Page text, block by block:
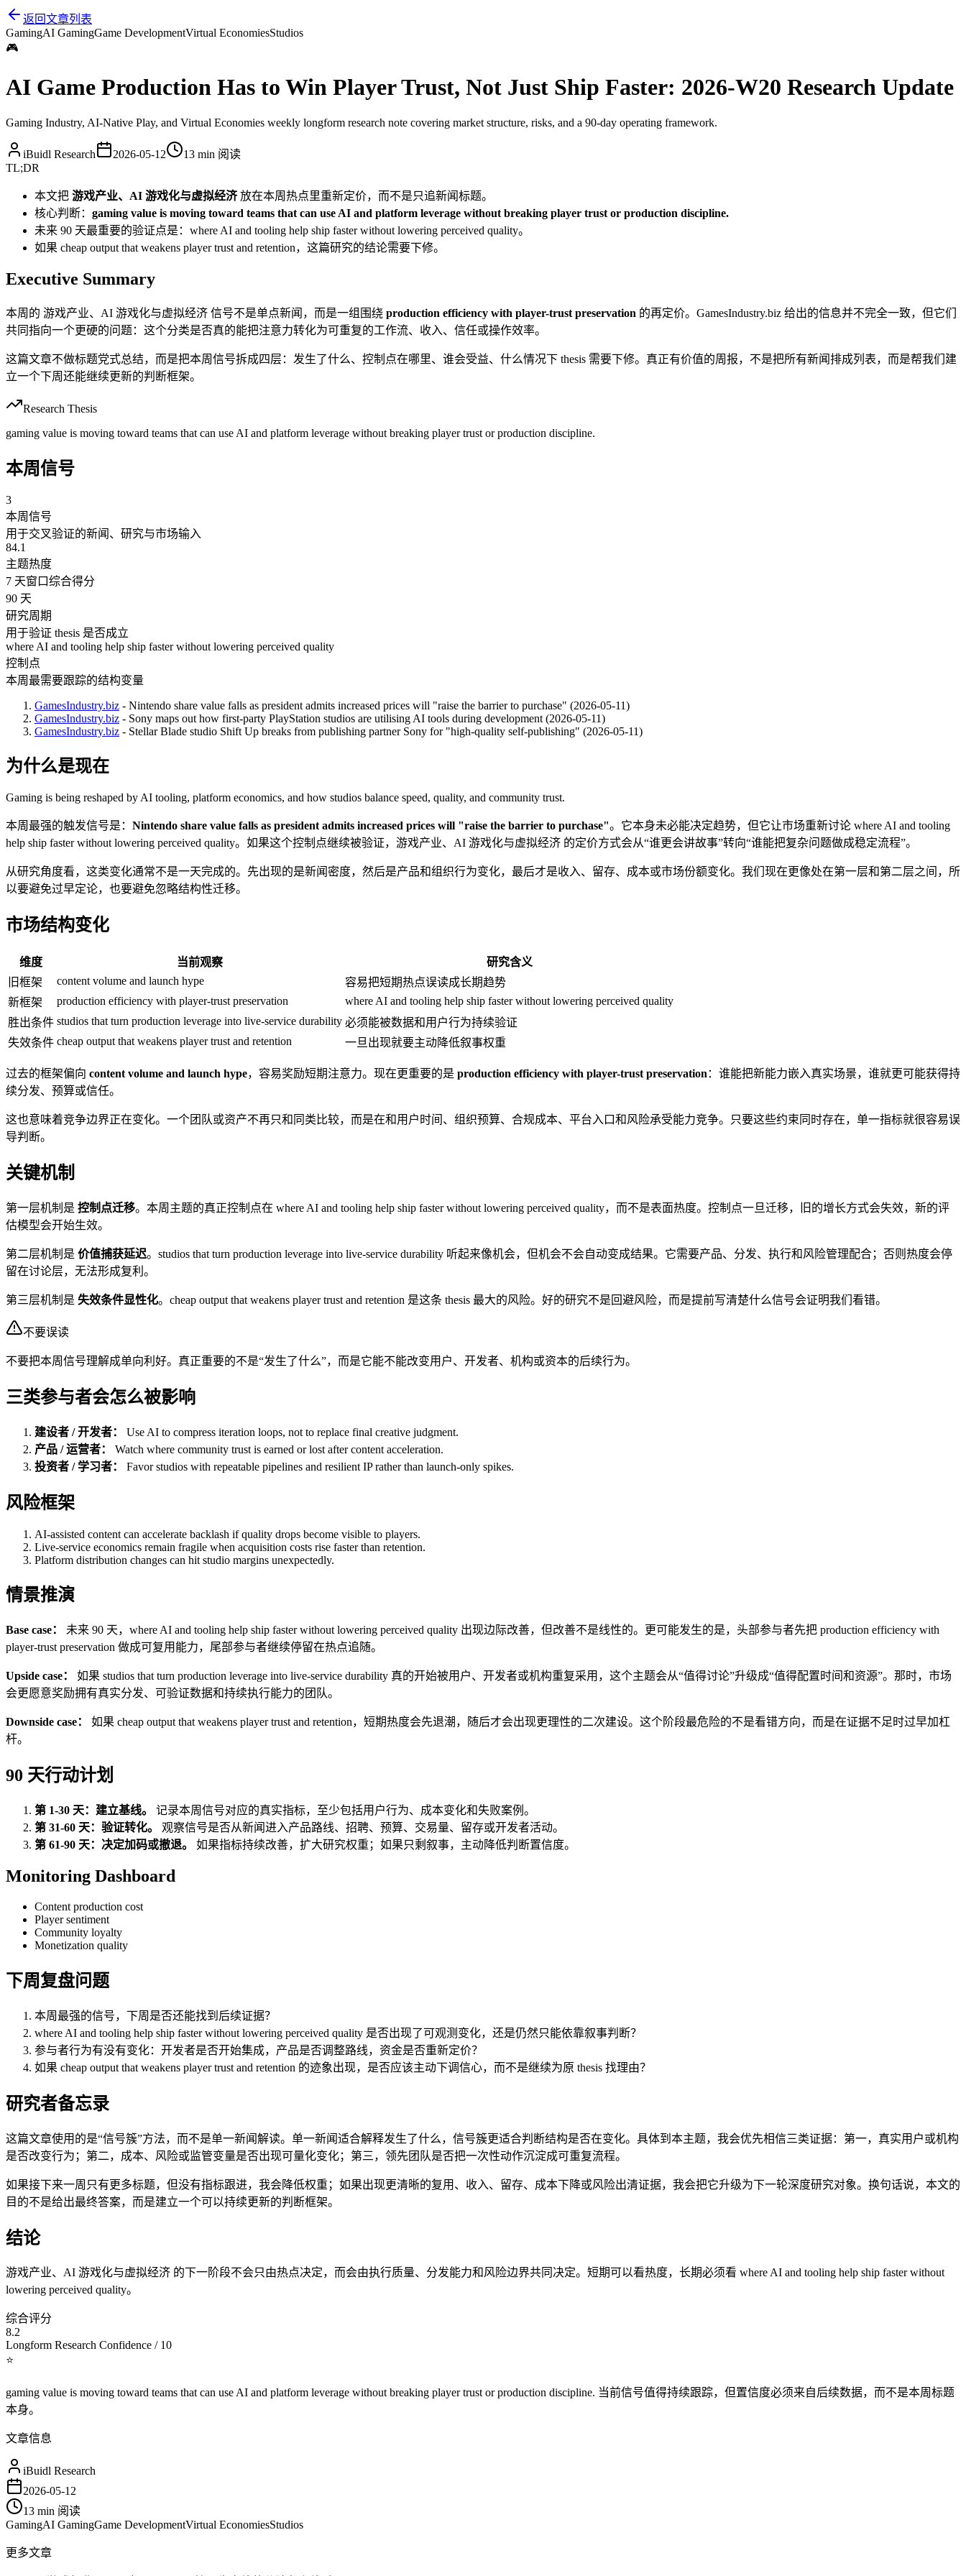
返回文章列表
GamingAI GamingGame DevelopmentVirtual EconomiesStudios
🎮
AI Game Production Has to Win Player Trust, Not Just Ship Faster: 2026-W20 Research Update
Gaming Industry, AI-Native Play, and Virtual Economies weekly longform research note covering market structure, risks, and a 90-day operating framework.
iBuidl Research 2026-05-12 13 min 阅读
TL;DR
本文把 游戏产业、AI 游戏化与虚拟经济放在本周热点里重新定价，而不是只追新闻标题。
核心判断： gaming value is moving toward teams that can use AI and platform leverage without breaking player trust or production discipline.
未来 90 天最重要的验证点是：where AI and tooling help ship faster without lowering perceived quality。
如果 cheap output that weakens player trust and retention，这篇研究的结论需要下修。
Executive Summary
本周的 游戏产业、AI 游戏化与虚拟经济 信号不是单点新闻，而是一组围绕 production efficiency with player-trust preservation 的再定价。GamesIndustry.biz 给出的信息并不完全一致，但它们
共同指向一个更硬的问题：这个分类是否真的能把注意力转化为可重复的工作流、收入、信任或操作效率。
这篇文章不做标题党式总结，而是把本周信号拆成四层：发生了什么、控制点在哪里、谁会受益、什么情况下 thesis 需要下修。真正有价值的周报，不是把所有新闻排成列表，而是帮我们建
立一个下周还能继续更新的判断框架。
Research Thesis
gaming value is moving toward teams that can use AI and platform leverage without breaking player trust or production discipline.
本周信号
3
本周信号
用于交叉验证的新闻、研究与市场输入
84.1
主题热度
7 天窗口综合得分
90 天
研究周期
用于验证 thesis 是否成立
where AI and tooling help ship faster without lowering perceived quality
控制点
本周最需要跟踪的结构变量
GamesIndustry.biz - Nintendo share value falls as president admits increased prices will "raise the barrier to purchase" (2026-05-11)
GamesIndustry.biz - Sony maps out how first-party PlayStation studios are utilising AI tools during development (2026-05-11)
GamesIndustry.biz - Stellar Blade studio Shift Up breaks from publishing partner Sony for "high-quality self-publishing" (2026-05-11)
为什么是现在
Gaming is being reshaped by AI tooling, platform economics, and how studios balance speed, quality, and community trust.
本周最强的触发信号是： Nintendo share value falls as president admits increased prices will "raise the barrier to purchase"。它本身未必能决定趋势，但它让市场重新讨论 where AI and tooling
help ship faster without lowering perceived quality。如果这个控制点继续被验证，游戏产业、AI 游戏化与虚拟经济 的定价方式会从“谁更会讲故事”转向“谁能把复杂问题做成稳定流程”。
从研究角度看，这类变化通常不是一天完成的。先出现的是新闻密度，然后是产品和组织行为变化，最后才是收入、留存、成本或市场份额变化。我们现在更像处在第一层和第二层之间，所
以要避免过早定论，也要避免忽略结构性迁移。
市场结构变化
维度 当前观察
研究含义
旧框架
content volume and launch hype
容易把短期热点误读成长期趋势
新框架
production efficiency with player-trust preservation
where AI and tooling help ship faster without lowering perceived quality
胜出条件 studios that turn production leverage into live-service durability 必须能被数据和用户行为持续验证
失效条件 cheap output that weakens player trust and retention 一旦出现就要主动降低叙事权重
过去的框架偏向 content volume and launch hype，容易奖励短期注意力。现在更重要的是 production efficiency with player-trust preservation ：谁能把新能力嵌入真实场景，谁就更可能获得持
续分发、预算或信任。
这也意味着竞争边界正在变化。一个团队或资产不再只和同类比较，而是在和用户时间、组织预算、合规成本、平台入口和风险承受能力竞争。只要这些约束同时存在，单一指标就很容易误
导判断。
关键机制
第一层机制是 控制点迁移。本周主题的真正控制点在 where AI and tooling help ship faster without lowering perceived quality，而不是表面热度。控制点一旦迁移，旧的增长方式会失效，新的评
估模型会开始生效。
第二层机制是 价值捕获延迟。studios that turn production leverage into live-service durability 听起来像机会，但机会不会自动变成结果。它需要产品、分发、执行和风险管理配合；否则热度会停
留在讨论层，无法形成复利。
第三层机制是 失效条件显性化。cheap output that weakens player trust and retention 是这条 thesis 最大的风险。好的研究不是回避风险，而是提前写清楚什么信号会证明我们看错。
不要误读
不要把本周信号理解成单向利好。真正重要的不是“发生了什么”，而是它能不能改变用户、开发者、机构或资本的后续行为。
三类参与者会怎么被影响
建设者 / 开发者：
Use AI to compress iteration loops, not to replace final creative judgment.
产品 / 运营者：
Watch where community trust is earned or lost after content acceleration.
投资者 / 学习者：
Favor studios with repeatable pipelines and resilient IP rather than launch-only spikes.
风险框架
AI-assisted content can accelerate backlash if quality drops become visible to players.
Live-service economics remain fragile when acquisition costs rise faster than retention.
Platform distribution changes can hit studio margins unexpectedly.
情景推演
Base case：
未来 90 天，where AI and tooling help ship faster without lowering perceived quality 出现边际改善，但改善不是线性的。更可能发生的是，头部参与者先把 production efficiency with
player-trust preservation 做成可复用能力，尾部参与者继续停留在热点追随。
Upside case：
如果 studios that turn production leverage into live-service durability 真的开始被用户、开发者或机构重复采用，这个主题会从“值得讨论”升级成“值得配置时间和资源”。那时，市场
会更愿意奖励拥有真实分发、可验证数据和持续执行能力的团队。
Downside case：
如果 cheap output that weakens player trust and retention，短期热度会先退潮，随后才会出现更理性的二次建设。这个阶段最危险的不是看错方向，而是在证据不足时过早加杠
杆。
90 天行动计划
第 1-30 天：建立基线。
记录本周信号对应的真实指标，至少包括用户行为、成本变化和失败案例。
第 31-60 天：验证转化。
观察信号是否从新闻进入产品路线、招聘、预算、交易量、留存或开发者活动。
第 61-90 天：决定加码或撤退。
如果指标持续改善，扩大研究权重；如果只剩叙事，主动降低判断置信度。
Monitoring Dashboard
Content production cost
Player sentiment
Community loyalty
Monetization quality
下周复盘问题
本周最强的信号，下周是否还能找到后续证据？
where AI and tooling help ship faster without lowering perceived quality 是否出现了可观测变化，还是仍然只能依靠叙事判断？
参与者行为有没有变化：开发者是否开始集成，产品是否调整路线，资金是否重新定价？
如果 cheap output that weakens player trust and retention 的迹象出现，是否应该主动下调信心，而不是继续为原 thesis 找理由？
研究者备忘录
这篇文章使用的是“信号簇”方法，而不是单一新闻解读。单一新闻适合解释发生了什么，信号簇更适合判断结构是否在变化。具体到本主题，我会优先相信三类证据：第一，真实用户或机构
是否改变行为；第二，成本、风险或监管变量是否出现可量化变化；第三，领先团队是否把一次性动作沉淀成可重复流程。
如果接下来一周只有更多标题，但没有指标跟进，我会降低权重；如果出现更清晰的复用、收入、留存、成本下降或风险出清证据，我会把它升级为下一轮深度研究对象。换句话说，本文的
目的不是给出最终答案，而是建立一个可以持续更新的判断框架。
结论
游戏产业、AI 游戏化与虚拟经济 的下一阶段不会只由热点决定，而会由执行质量、分发能力和风险边界共同决定。短期可以看热度，长期必须看 where AI and tooling help ship faster without
lowering perceived quality。
综合评分
8.2
Longform Research Confidence / 10
⭐
gaming value is moving toward teams that can use AI and platform leverage without breaking player trust or production discipline. 当前信号值得持续跟踪，但置信度必须来自后续数据，而不是本周标题
本身。
文章信息
iBuidl Research
2026-05-12
13 min 阅读
GamingAI GamingGame DevelopmentVirtual EconomiesStudios
更多文章